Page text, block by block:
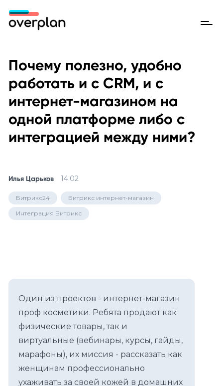
Почему полезно, удобно
работать и с CRM, и с
интернет-магазином на
одной платформе либо с
интеграцией между ними?
Илья Царьков 14.02
Битрикс24 Битрикс интернет-магазин
Интеграция Битрикс
Один из проектов - интернет-магазин
проф косметики. Ребята продают как
физические товары, так и
виртуальные (вебинары, курсы, гайды,
марафоны), их миссия - рассказать как
женщинам профессионально
ухаживать за своей кожей в домашних